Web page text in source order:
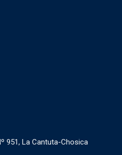
951, La Cantuta-Chosica